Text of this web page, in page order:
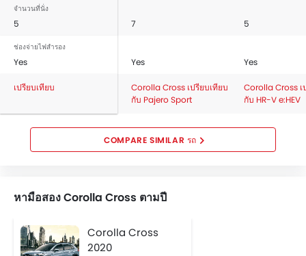
จำนวนที่นั่ง
5 7 5
ช่องจ่ายไฟสำรอง
Yes Yes Yes
เปรียบเทียบ
Corolla Cross เปรียบเทียบ
กับ Pajero Sport
Corolla Cross เ
กับ HR-V e:HEV
COMPARE SIMILAR รถ
หามือสอง Corolla Cross ตามปี
Corolla Cross
2020